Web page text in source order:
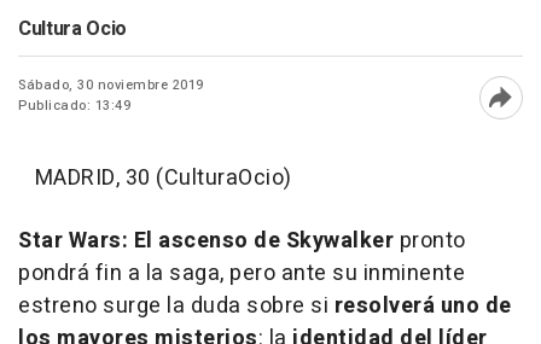
Cultura Ocio
Sábado, 30 noviembre 2019
Publicado: 13:49
MADRID, 30 (CulturaOcio)
Star Wars: El ascenso de Skywalker pronto
pondrá fin a la saga, pero ante su inminente
estreno surge la duda sobre si resolverá uno de